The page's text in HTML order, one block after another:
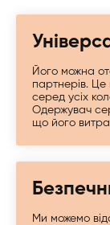
Його можна
партнерів. Це
серед усіх
Одержувач
що його
Ми можемо